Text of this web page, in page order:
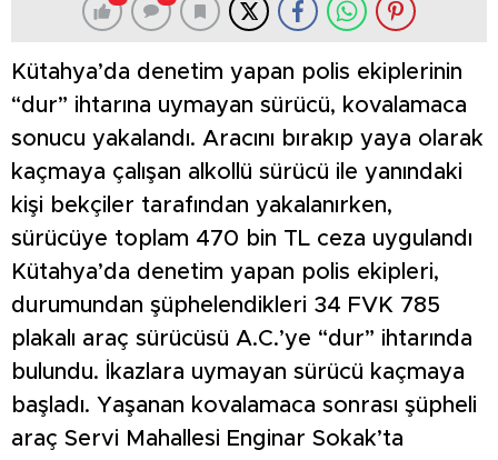
Kütahya’da denetim yapan polis ekiplerinin
“dur” ihtarına uymayan sürücü, kovalamaca
sonucu yakalandı. Aracını bırakıp yaya olarak
kaçmaya çalışan alkollü sürücü ile yanındaki
kişi bekçiler tarafından yakalanırken,
sürücüye toplam 470 bin TL ceza uygulandı
Kütahya’da denetim yapan polis ekipleri,
durumundan şüphelendikleri 34 FVK 785
plakalı araç sürücüsü A.C.’ye “dur” ihtarında
bulundu. İkazlara uymayan sürücü kaçmaya
başladı. Yaşanan kovalamaca sonrası şüpheli
araç Servi Mahallesi Enginar Sokak’ta